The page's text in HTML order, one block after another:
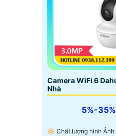
🔆 Với ưu điểm
VNĐ đã có
Camera WiFi 6
Nhà
5%-35%
🔆 Chất lượng hình Ảnh